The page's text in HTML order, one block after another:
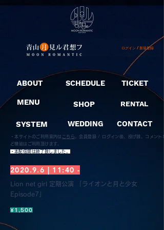
ログイン / 新規登録
ABOUT
MENU
SYSTEM
SCHEDULE
SHOP
WEDDING
TICKET
RENTAL
CONTACT
・本サイトのご利用案内は こちら
会員登録 / ログイン後、投げ銭、コメント
ど機能はご利用頂けます。
​・本配信開は終了致しました。
2020.9.6 | 11:40 -
Lion net girl 定期公演 「ライオンと月と少女
Episode7」
¥1,500